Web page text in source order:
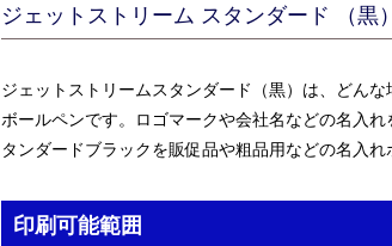
ジェットストリーム スタンダード （黒
ジェットストリームスタンダード（黒）は、どん
ボールペンです。ロゴマークや会社名などの名入
タンダードブラックを販促品や粗品用などの名入れ
印刷可能範囲